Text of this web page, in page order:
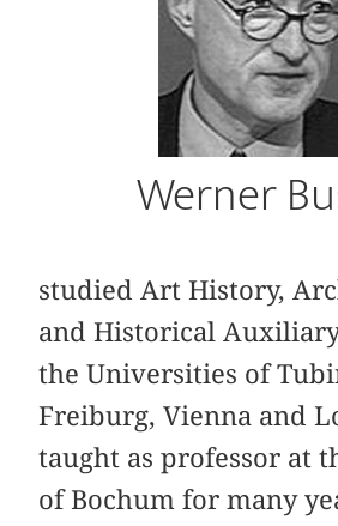
Werner
studied Art History,
and Historical Auxiliary
the Universities of
Freiburg, Vienna and
taught as professor at
of Bochum for many